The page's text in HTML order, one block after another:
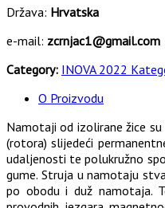
Država: Hrvatska
e-mail: zcrnjac1@gmail.com
Category: INOVA 2022
O Proizvodu
Namotaji od izolirane žice
(rotora) slijedeći
udaljenosti te polukružno
gume. Struja u namotaju
po obodu i duž namotaja.